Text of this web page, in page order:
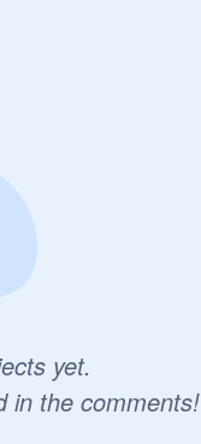
yet.
in the comments!